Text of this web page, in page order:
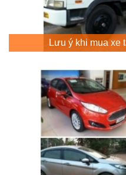
Lưu ý khi mua xe